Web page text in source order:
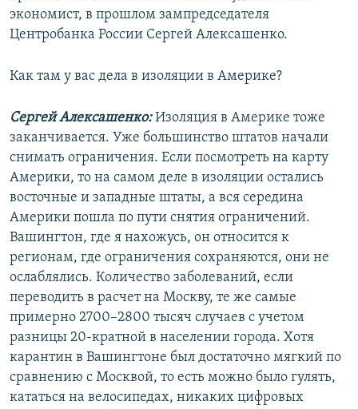
экономист, в прошлом зампредседателя
Центробанка России Сергей Алексашенко.
Как там у вас дела в изоляции в Америке?
Сергей Алексашенко:Изоляция в Америке тоже
заканчивается. Уже большинство штатов начали
снимать ограничения. Если посмотреть на карту
Америки, то на самом деле в изоляции остались
восточные и западные штаты, а вся середина
Америки пошла по пути снятия ограничений.
Вашингтон, где я нахожусь, он относится к
регионам, где ограничения сохраняются, они не
ослаблялись. Количество заболеваний, если
переводить в расчет на Москву, те же самые
примерно 2700–2800 тысяч случаев с учетом
разницы 20-кратной в населении города. Хотя
карантин в Вашингтоне был достаточно мягкий по
сравнению с Москвой, то есть можно было гулять,
кататься на велосипедах, никаких цифровых